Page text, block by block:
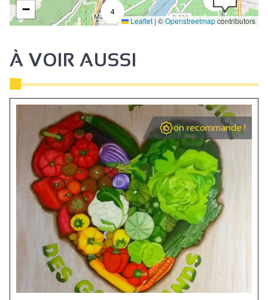
4
−
Leaflet | ©Openstreetmapcontributors
À VOIR AUSSI
on recommande !